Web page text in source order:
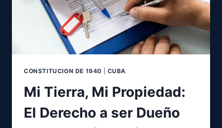
CONSTITUCION DE 1940 CUBA
Mi Tierra, Mi Propiedad:
El Derecho a ser Dueño